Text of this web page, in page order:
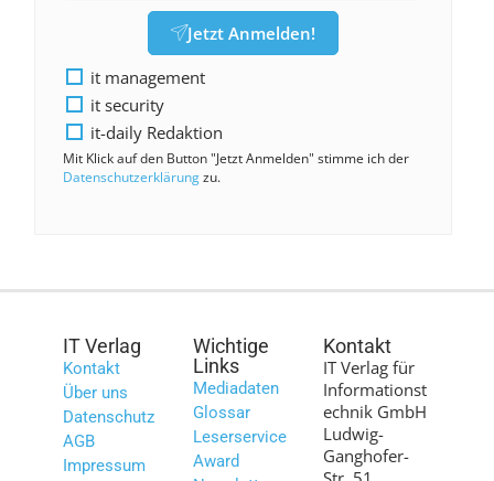
Jetzt Anmelden!
it management
it security
it-daily Redaktion
Mit Klick auf den Button "Jetzt Anmelden" stimme ich der
Datenschutzerklärungzu.
IT Verlag
Kontakt
Über uns
Datenschutz
AGB
Impressum
Wichtige
Links
Mediadaten
Glossar
Leserservice
Award
Kontakt
IT Verlag für
Informationst
echnik GmbH
Ludwig-
Ganghofer-